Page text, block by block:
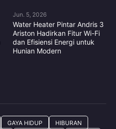
Jun. 5, 2026
Water Heater Pintar Andris 3
Ariston Hadirkan Fitur Wi-Fi
dan Efisiensi Energi untuk
Hunian Modern
GAYA HIDUP
HIBURAN